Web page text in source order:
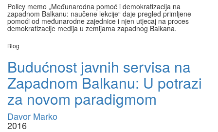
Policy memo „Međunarodna pomoć i demokratizacija na
zapadnom Balkanu: naučene lekcije“ daje pregled primljene
pomoći od međunarodne zajednice i njen utjecaj na proces
demokratizacije medija u zemljama zapadnog Balkana.
Blog
Budućnost javnih servisa na
Zapadnom Balkanu: U potrazi
za novom paradigmom
Davor Marko
2016